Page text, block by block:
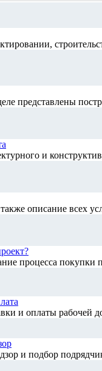
представлены
и
описание всех
процесса покупки
и оплаты рабочей
и подбор